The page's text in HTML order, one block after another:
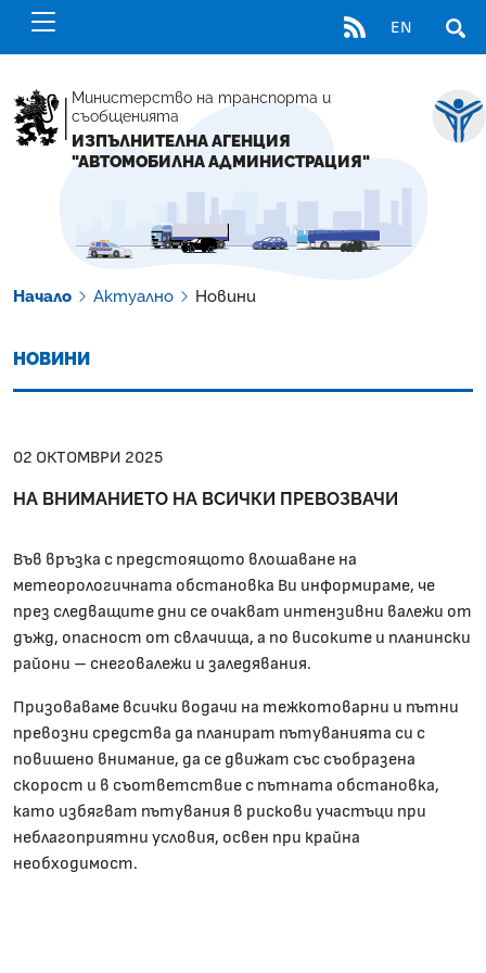
RSS EN
Министерство на транспорта и
съобщенията
ИЗПЪЛНИТЕЛНА АГЕНЦИЯ
"АВТОМОБИЛНА АДМИНИСТРАЦИЯ"
Начало Актуално Новини
НОВИНИ
02 ОКТОМВРИ 2025
НА ВНИМАНИЕТО НА ВСИЧКИ ПРЕВОЗВАЧИ
Във връзка с предстоящото влошаване на
метеорологичната обстановка Ви информираме, че
през следващите дни се очакват интензивни валежи от
дъжд, опасност от свлачища, а по високите и планински
райони – снеговалежи и заледявания.
Призоваваме всички водачи на тежкотоварни и пътни
превозни средства да планират пътуванията си с
повишено внимание, да се движат със съобразена
скорост и в съответствие с пътната обстановка,
като избягват пътувания в рискови участъци при
неблагоприятни условия, освен при крайна
необходимост.